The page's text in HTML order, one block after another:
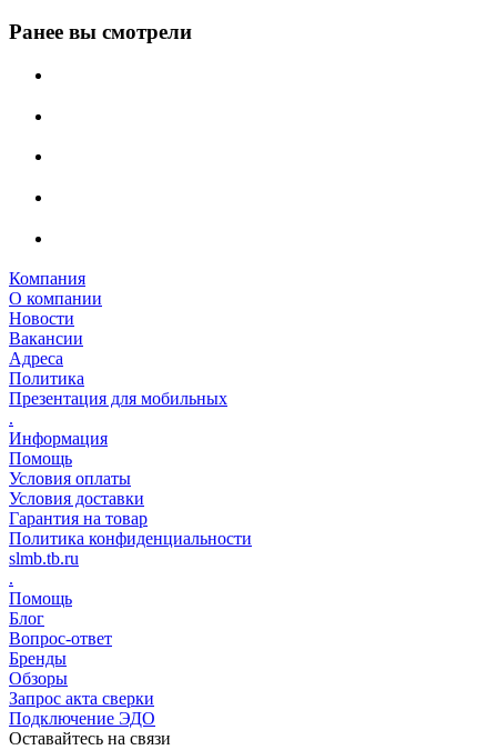
Ранее вы смотрели
Компания
О компании
Новости
Вакансии
Адреса
Политика
Презентация для мобильных
.
Информация
Помощь
Условия оплаты
Условия доставки
Гарантия на товар
Политика конфиденциальности
slmb.tb.ru
.
Помощь
Блог
Вопрос-ответ
Бренды
Обзоры
Запрос акта сверки
Подключение ЭДО
Оставайтесь на связи